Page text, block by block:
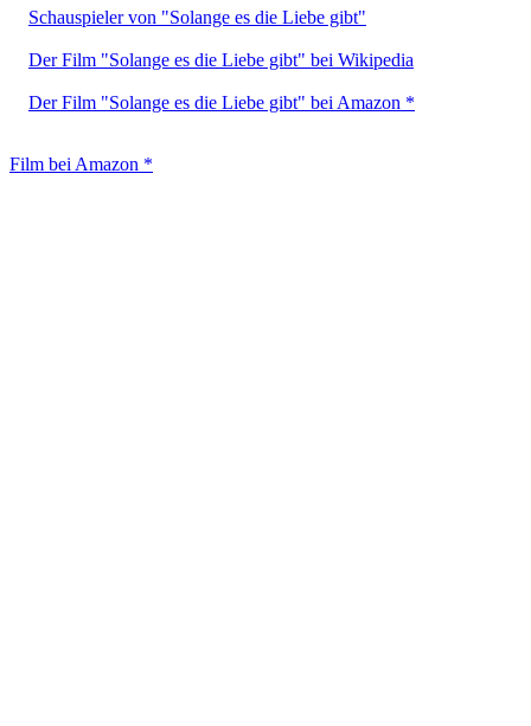
Schauspieler von "Solange es die Liebe gibt"
Der Film "Solange es die Liebe gibt" bei Wikipedia
Der Film "Solange es die Liebe gibt" bei Amazon *
Film bei Amazon *